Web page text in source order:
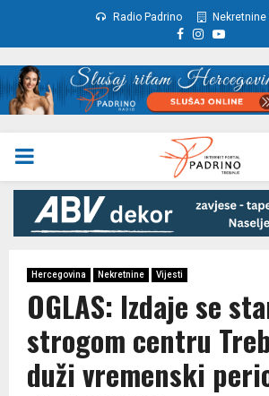
Radio Padrino Nekretnine
Facebook
Instagram
Youtube
PRIMARY
MENU
Hercegovina Nekretnine Vijesti
OGLAS: Izdaje se
strogom centru
duži vremenski